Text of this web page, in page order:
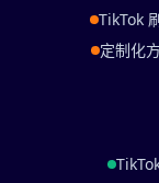
TikTok
定制化